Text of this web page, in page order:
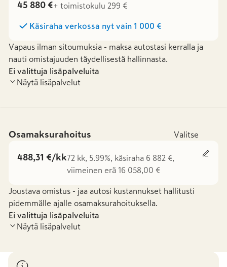
45 880 €+ toimistokulu 299 €
Käsiraha verkossa nyt vain 1 000 €
Vapaus ilman sitoumuksia - maksa autostasi kerralla ja
nauti omistajuuden täydellisestä hallinnasta.
Ei valittuja lisäpalveluita
Näytä lisäpalvelut
Osamaksurahoitus Valitse
488,31 €/kk72 kk, 5.99%, käsiraha 6 882 €,
viimeinen erä 16 058,00 €
Joustava omistus - jaa autosi kustannukset hallitusti
pidemmälle ajalle osamaksurahoituksella.
Ei valittuja lisäpalveluita
Näytä lisäpalvelut